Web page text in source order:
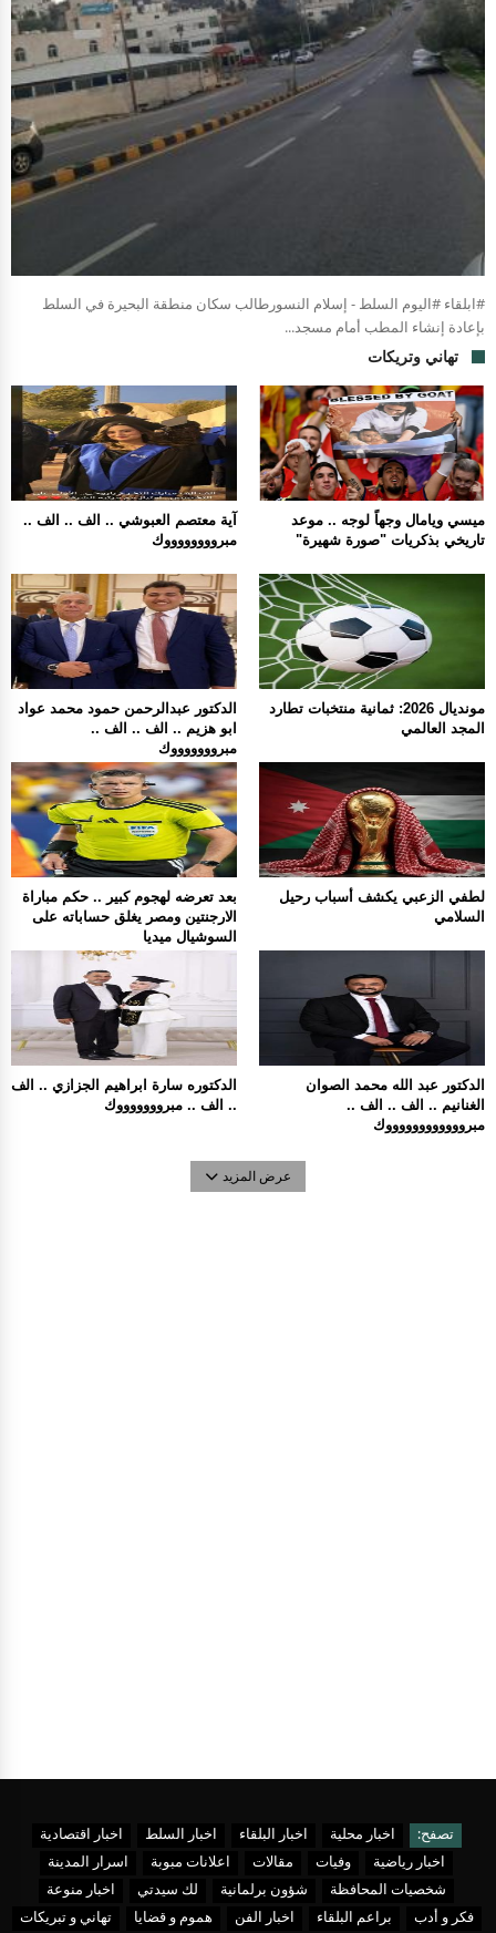
#ابلقاء #اليوم السلط - إسلام النسورطالب سكان منطقة البحيرة في السلط
بإعادة إنشاء المطب أمام مسجد...
تهاني وتريكات
آية معتصم العبوشي .. الف .. الف ..
مبرووووووووك
ميسي ويامال وجهاً لوجه .. موعد
تاريخي بذكريات "صورة شهيرة"
الدكتور عبدالرحمن حمود محمد عواد
ابو هزيم .. الف .. الف ..
مبروووووووك
مونديال 2026: ثمانية منتخبات تطارد
المجد العالمي
بعد تعرضه لهجوم كبير .. حكم مباراة
الارجنتين ومصر يغلق حساباته على
السوشيال ميديا
لطفي الزعبي يكشف أسباب رحيل
السلامي
الدكتوره سارة ابراهيم الجزازي .. الف
.. الف .. مبروووووووك
الدكتور عبد الله محمد الصوان
الغنانيم .. الف .. الف ..
مبرووووووووووووك
عرض المزيد
تصفح: اخبار محلية اخبار البلقاء اخبار السلط
اخبار اقتصادية
اخبار رياضية
وفيات مقالات اعلانات مبوبة
اسرار المدينة
شخصيات المحافظة
شؤون برلمانية لك سيدتي
اخبار منوعة
فكر و أدب
براعم البلقاء اخبار الفن هموم و قضايا تهاني و تبريكات